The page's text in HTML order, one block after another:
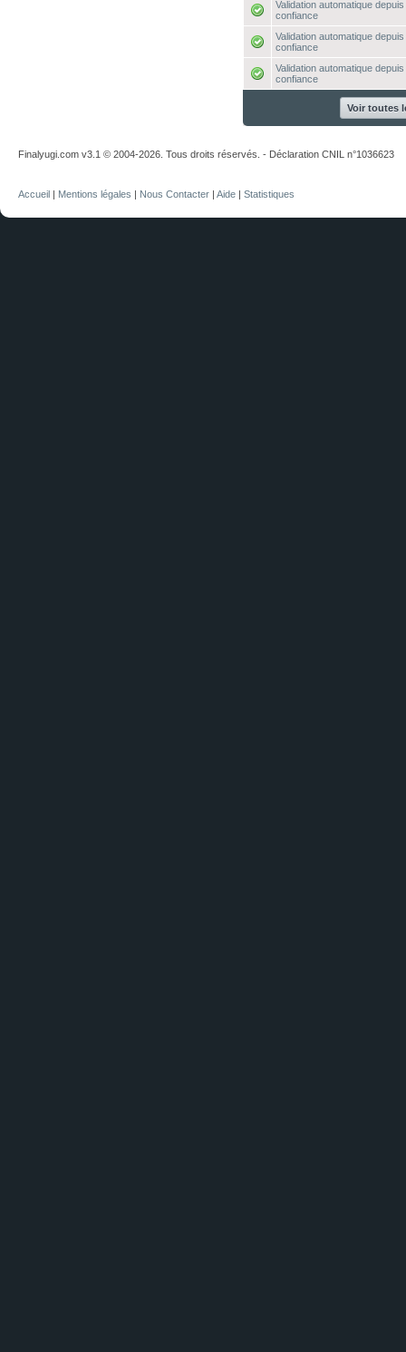
Validation automatique
confiance
Validation automatique
confiance
Validation automatique
confiance
Voir toutes
Finalyugi.com v3.1 © 2004-2026. Tous droits réservés. - Déclaration CNIL n°1036623
Accueil | Mentions légales | Nous Contacter | Aide | Statistiques